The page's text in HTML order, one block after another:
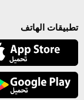
تطبيقات الهاتف